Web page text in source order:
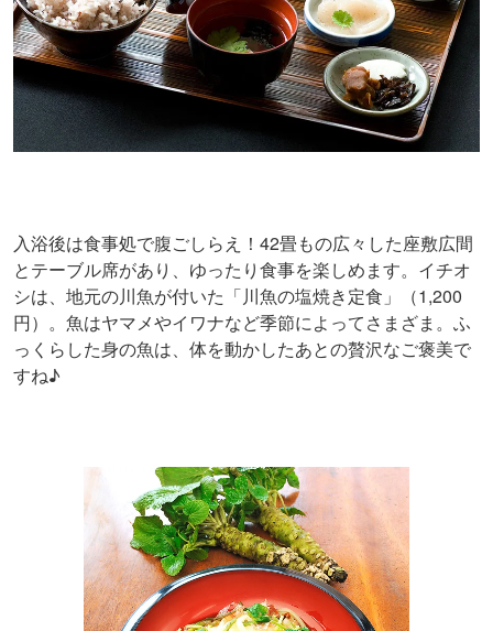
入浴後は食事処で腹ごしらえ！42畳もの広々した座敷広間
とテーブル席があり、ゆったり食事を楽しめます。イチオ
シは、地元の川魚が付いた「川魚の塩焼き定食」（1,200
円）。魚はヤマメやイワナなど季節によってさまざま。ふ
っくらした身の魚は、体を動かしたあとの贅沢なご褒美で
すね♪